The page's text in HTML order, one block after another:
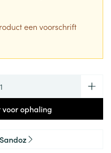
een voorschrift
voor ophaling